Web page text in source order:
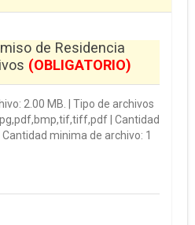
de Residencia
(OBLIGATORIO)
2.00 MB. | Tipo de archivos
| Cantidad
minima de archivo: 1